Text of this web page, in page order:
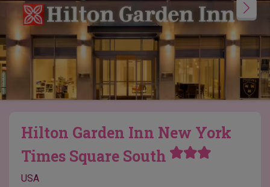
Hilton Garden Inn New York
Times Square South
USA